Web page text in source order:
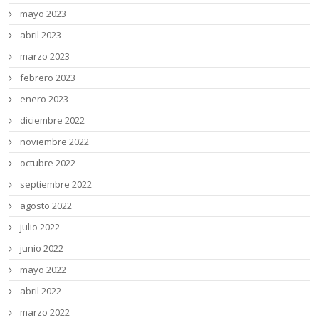
mayo 2023
abril 2023
marzo 2023
febrero 2023
enero 2023
diciembre 2022
noviembre 2022
octubre 2022
septiembre 2022
agosto 2022
julio 2022
junio 2022
mayo 2022
abril 2022
marzo 2022